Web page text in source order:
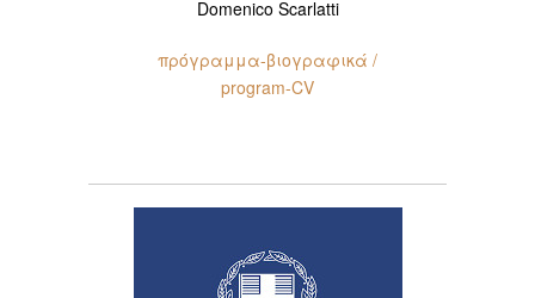
Domenico Scarlatti
πρόγραμμα-βιογραφικά /
program-CV